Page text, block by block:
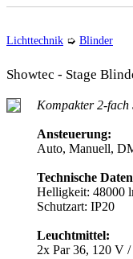
Lichttechnik ➭ Blinder
Showtec - Stage
Kompakter 2-
Ansteuerung:
Auto, Manuell,
Technische
Helligkeit: 48000
Schutzart: IP20
Leuchtmittel:
2x Par 36, 120 V